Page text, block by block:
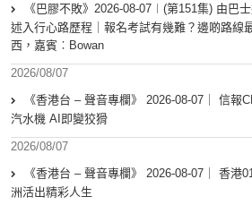
《巴膠不敗》2026-08-07︱(第151集) 由巴
述入行心路歷程｜報名考試有幾難？邊啲路線
西，嘉賓︰Bowan
2026/08/07
《香港台 – 聲音專欄》 2026-08-07｜ 信報
汽水機 AI即變狡猾
2026/08/07
《香港台 – 聲音專欄》 2026-08-07｜ 香港
洲活出精彩人生